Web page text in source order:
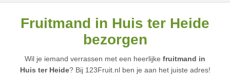
Fruitmand in Huis ter Heide
bezorgen
Wil je iemand verrassen met een heerlijke fruitmand in
Huis ter Heide? Bij 123Fruit.nl ben je aan het juiste adres!